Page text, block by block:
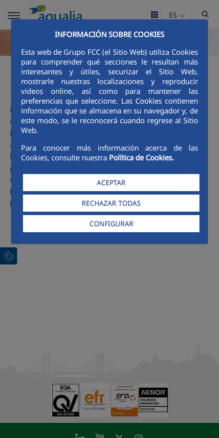
INFORMACIÓN SOBRE COOKIES
Esta web de Grupo FCC (el Sitio Web) utiliza Cookies
para comprender qué secciones le resultan más
interesantes y útiles, securizar el Sitio Web,
mostrarle nuestras localizaciones y reproducir
videos online, así como para mantener las
preferencias que seleccione. Las Cookies contienen
información que se almacena en su navegador y, de
este modo, se le reconocerá cuando regrese al Sitio
Web.
Para conocer más información acerca de las
Cookies, consulte nuestra Política de Cookies.
ACEPTAR
RECHAZAR TODAS
CONFIGURAR
ES
Excelencia en el servicio
Índice de reclamaciones
La excelencia en el servicio al cliente es un
compromiso de FCC Aqualia, S.A.con la sociedad.
Para lograrlo, la compañía ofrece un servicio con un
alto grado de personalización, en consonancia con
las necesidades de los usuarios. Prueba de ello, el
porcentaje de reclamaciones del año 2025 de los
contratos en vigor de
Lloret de Mar
0.03%, es decir,solo 0.3 de cada 1.000 clientes
interpusieron una reclamación.